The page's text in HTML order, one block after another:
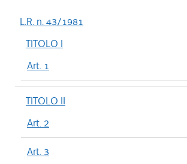
L.R. n. 43/1981
TITOLO I
Art. 1
TITOLO II
Art. 2
Art. 3